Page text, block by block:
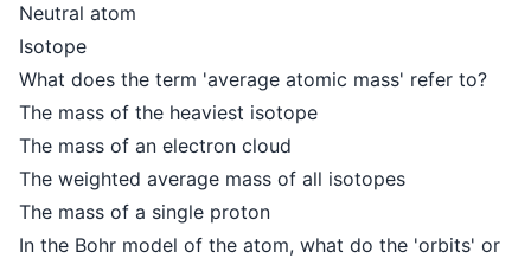
Neutral atom
Isotope
What does the term 'average atomic mass' refer to?
The mass of the heaviest isotope
The mass of an electron cloud
The weighted average mass of all isotopes
The mass of a single proton
In the Bohr model of the atom, what do the 'orbits' or